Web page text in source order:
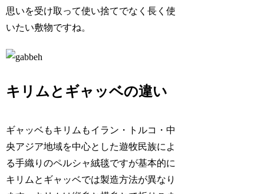
思いを受け取って使い捨てでなく長く使
いたい敷物ですね。
キリムとギャッベの違い
ギャッベもキリムもイラン・トルコ・中
央アジア地域を中心とした遊牧民族によ
る手織りのペルシャ絨毯ですが基本的に
キリムとギャッベでは製造方法が異なり